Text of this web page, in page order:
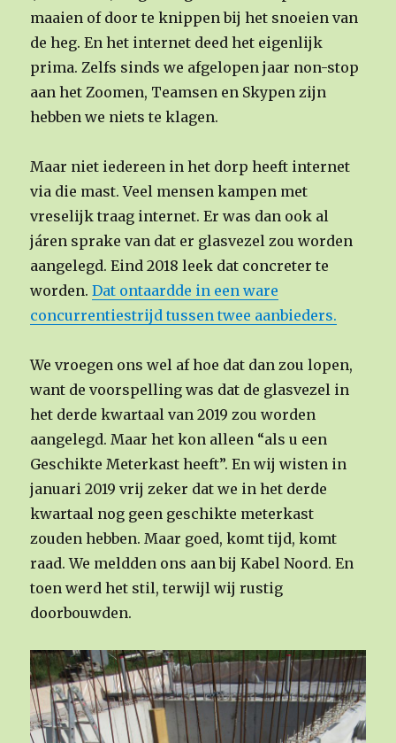
maaien of door te knippen bij het snoeien van
de heg. En het internet deed het eigenlijk
prima. Zelfs sinds we afgelopen jaar non-stop
aan het Zoomen, Teamsen en Skypen zijn
hebben we niets te klagen.
Maar niet iedereen in het dorp heeft internet
via die mast. Veel mensen kampen met
vreselijk traag internet. Er was dan ook al
járen sprake van dat er glasvezel zou worden
aangelegd. Eind 2018 leek dat concreter te
worden.Dat ontaardde in een ware
concurrentiestrijd tussen twee aanbieders.
We vroegen ons wel af hoe dat dan zou lopen,
want de voorspelling was dat de glasvezel in
het derde kwartaal van 2019 zou worden
aangelegd. Maar het kon alleen “als u een
Geschikte Meterkast heeft”. En wij wisten in
januari 2019 vrij zeker dat we in het derde
kwartaal nog geen geschikte meterkast
zouden hebben. Maar goed, komt tijd, komt
raad. We meldden ons aan bij Kabel Noord. En
toen werd het stil, terwijl wij rustig
doorbouwden.